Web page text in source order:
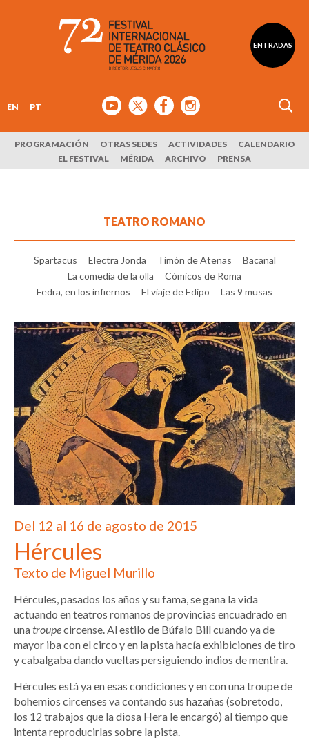
ENTRADAS
EN PT
PROGRAMACIÓN OTRAS SEDES ACTIVIDADES
CALENDARIO
EL FESTIVAL
MÉRIDA ARCHIVO PRENSA
TEATRO ROMANO
Spartacus Electra Jonda Timón de Atenas
Bacanal
La comedia de la olla
Cómicos de Roma
Fedra, en los infiernos
El viaje de Edipo Las 9 musas
Del 12 al 16 de agosto de 2015
Hércules
Texto de Miguel Murillo
Hércules, pasados los años y su fama, se gana la vida
actuando en teatros romanos de provincias encuadrado en
unatroupecircense. Al estilo de Búfalo Bill cuando ya de
mayor iba con el circo y en la pista hacía exhibiciones de tiro
y cabalgaba dando vueltas persiguiendo indios de mentira.
Hércules está ya en esas condiciones y en con una troupe de
bohemios circenses va contando sus hazañas (sobretodo,
los 12 trabajos que la diosa Hera le encargó) al tiempo que
intenta reproducirlas sobre la pista.